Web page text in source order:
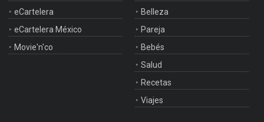
eCartelera
eCartelera México
Movie'n'co
Belleza
Pareja
Bebés
Salud
Recetas
Viajes